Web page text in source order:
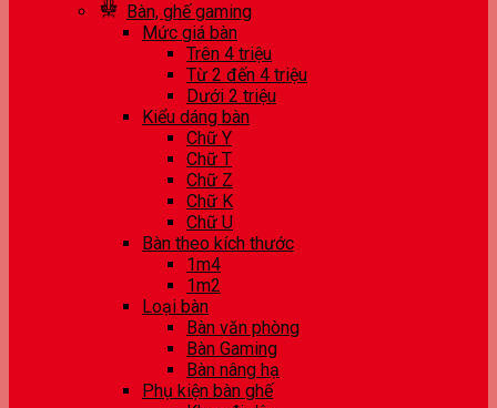
Bàn, ghế gaming
Mức giá bàn
Trên 4 triệu
Từ 2 đến 4 triệu
Dưới 2 triệu
Kiểu dáng bàn
Chữ Y
Chữ T
Chữ Z
Chữ K
Chữ U
Bàn theo kích thước
1m4
1m2
Loại bàn
Bàn văn phòng
Bàn Gaming
Bàn nâng hạ
Phụ kiện bàn ghế